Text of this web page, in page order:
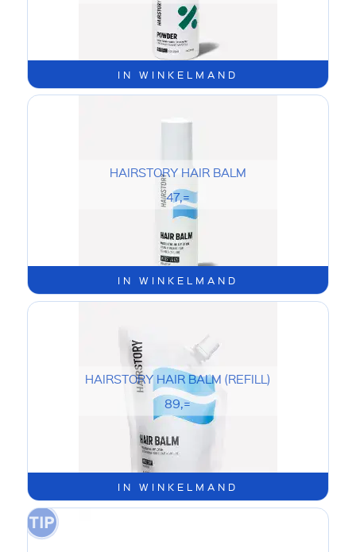
IN WINKELMAND
IN WINKELMAND
HAIRSTORY HAIR BALM
47,=
IN WINKELMAND
HAIRSTORY HAIR BALM (REFILL)
89,=